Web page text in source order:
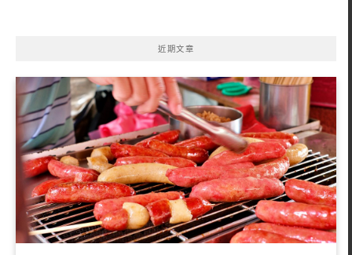
近期文章